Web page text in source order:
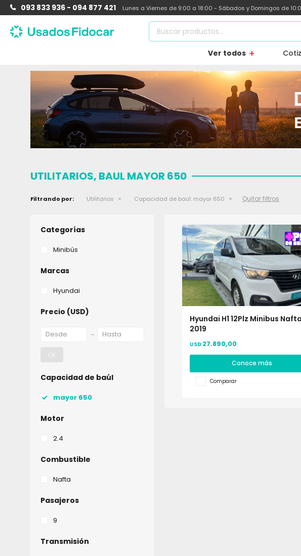
Ver todos
093 833 936 - 094 877 421 Lunes a Viernes de 9:00 a 18:00 - Sábados y Domingos de
UTILITARIOS, BAUL MAYOR 650
Filtrando por: Utilitarios Capacidad de baúl: mayor 650 Quitar filtros
Hyundai H1 12Plz Minibus
2019
USD 27.890,00
Conoce más
Comparar
Categorías
Minibús
Marcas
Hyundai
Precio (USD)
OK
Capacidad de baúl
mayor 650
Motor
2.4
Combustible
Nafta
Pasajeros
9
Transmisión